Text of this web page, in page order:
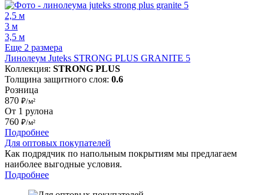
2,5 м
3 м
3,5 м
Еще 2 размера
Линолеум Juteks STRONG PLUS GRANITE 5
Коллекция: STRONG PLUS
Толщина защитного слоя: 0.6
Розница
870 ₽/м²
От 1 рулона
760 ₽/м²
Подробнее
Для оптовых покупателей
Как подрядчик по напольным покрытиям мы предлагаем
наиболее выгодные условия.
Подробнее